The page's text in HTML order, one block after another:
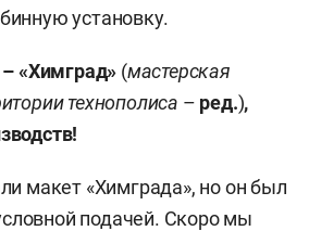
установку.
«Химград» (мастерская
технополиса – ред.),
макет «Химграда», но он был
подачей. Скоро мы